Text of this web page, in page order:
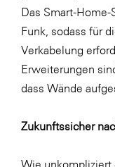
OptimaMed
PAGRO
PHH
Salesforce
Das Smart-
Funk, sodass für
Verkabelung
Erweiterungen
dass Wände
Zukunftssicher
Wie unkompliziert